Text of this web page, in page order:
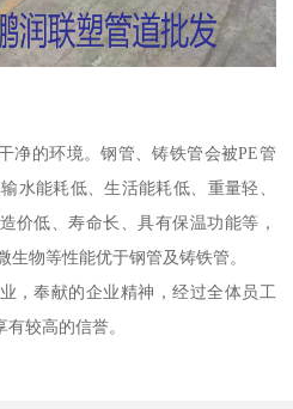
净的环境。钢管、铸铁管会被PE管
水能耗低、生活能耗低、重量轻、
价低、寿命长、具有保温功能等，
生物等性能优于钢管及铸铁管。
，奉献的企业精神，经过全体员工
较高的信誉。